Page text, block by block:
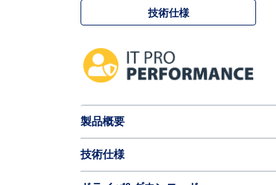
技術仕様
製品概要
技術仕様